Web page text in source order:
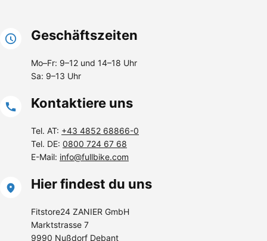
Geschäftszeiten
Mo–Fr: 9–12 und 14–18 Uhr
Sa: 9–13 Uhr
Kontaktiere uns
Tel. AT: +43 4852 68866-0
Tel. DE: 0800 724 67 68
E-Mail: info@fullbike.com
Hier findest du uns
Fitstore24 ZANIER GmbH
Marktstrasse 7
9990 Nußdorf Debant